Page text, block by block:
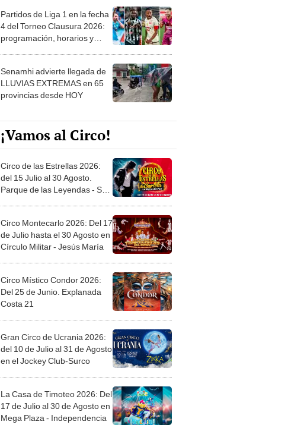
Partidos de Liga 1 en la fecha
4 del Torneo Clausura 2026:
programación, horarios y
Senamhi advierte llegada de
LLUVIAS EXTREMAS en 65
provincias desde HOY
¡Vamos al Circo!
Circo de las Estrellas 2026:
del 15 Julio al 30 Agosto.
Parque de las Leyendas - San
Circo Montecarlo 2026: Del 17
de Julio hasta el 30 Agosto en
Círculo Militar - Jesús María
Circo Místico Condor 2026:
Del 25 de Junio. Explanada
Costa 21
Gran Circo de Ucrania 2026:
del 10 de Julio al 31 de Agosto
en el Jockey Club-Surco
La Casa de Timoteo 2026: Del
17 de Julio al 30 de Agosto en
Mega Plaza - Independencia